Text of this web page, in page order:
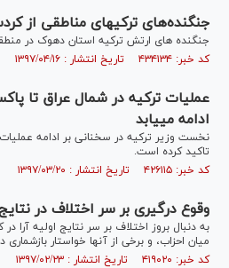
جنگنده‌های ترکیه‎ای مناطقی از کردستان عراق را بمباران کرد
جنگنده های ارتش ترکیه استان دهوک در منطقه
کد خبر: ۴۳۴۱۳۴ تاریخ انتشار : ۱۳۹۷/۰۴/۱۶
عملیات ترکیه در شمال عراق تا
ادامه می‎یابد
نخست وزیر ترکیه در سخنانی بر ادامه
تاکید کرده است.
کد خبر: ۴۲۶۱۱۵ تاریخ انتشار : ۱۳۹۷/۰۳/۲۰
وقوع درگیری بر سر اختلاف در
به دنبال بروز اختلاف بر سر نتایج اولیه آرا
میان احزاب، و برخی از آنها خواستار
کد خبر: ۴۱۹۰۲۰ تاریخ انتشار : ۱۳۹۷/۰۲/۲۳